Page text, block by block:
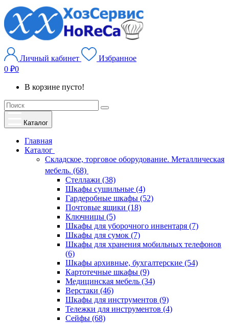
Личный кабинет
Избранное
0 ₽0
В корзине пусто!
Каталог
Главная
Каталог
Складское, торговое оборудование. Металлическая
мебель. (68)
Стеллажи (38)
Шкафы сушильные (4)
Гардеробные шкафы (52)
Почтовые ящики (18)
Ключницы (5)
Шкафы для уборочного инвентаря (7)
Шкафы для сумок (7)
Шкафы для хранения мобильных телефонов
(6)
Шкафы архивные, бухгалтерские (54)
Картотечные шкафы (9)
Медицинская мебель (34)
Верстаки (46)
Шкафы для инструментов (9)
Тележки для инструментов (4)
Сейфы (68)